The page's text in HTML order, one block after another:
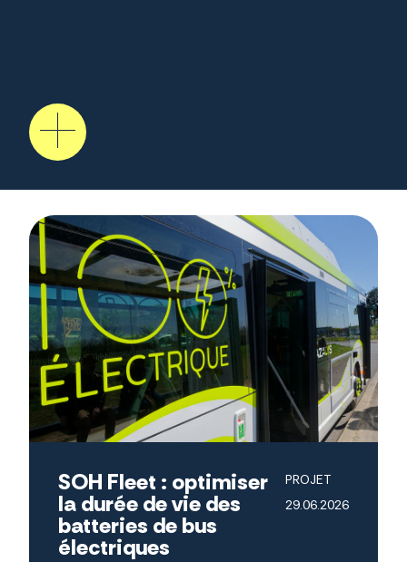
SOH Fleet : optimiser
la durée de vie des
batteries de bus
électriques
PROJET
29.06.2026